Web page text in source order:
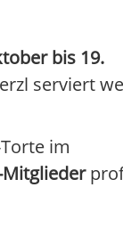
bis 19.
serviert
im
Mitglieder